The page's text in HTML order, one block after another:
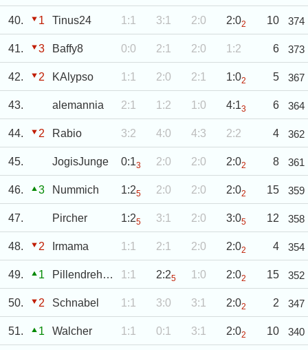
40. 1 Tinus24 1:1 3:1 2:0 2:02 10 374
41. 3 Baffy8 0:0 2:1 2:0 1:2 6 373
42. 2 KAlypso 1:1 2:0 2:1 1:02 5 367
43. alemannia 2:1 1:2 1:0 4:13 6 364
44. 2 Rabio 3:2 4:0 4:3 2:2 4 362
45. JogisJunge 0:13 2:0 2:0 2:02 8 361
46. 3 Nummich 1:25 2:0 2:0 2:02 15 359
47. Pircher 1:25 3:1 2:0 3:05 12 358
48. 2 Irmama 1:1 2:1 2:0 2:02 4 354
49. 1 Pillendreher04 1:1 2:25 1:0 2:02 15 352
50. 2 Schnabel 1:1 3:0 3:1 2:02 2 347
51. 1 Walcher 1:1 0:1 3:1 2:02 10 340